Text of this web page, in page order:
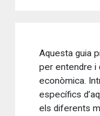
Aquesta guia
per entendre i
econòmica.
específics
els diferents